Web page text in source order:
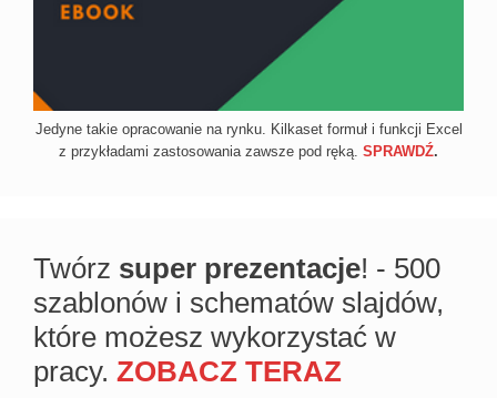
Jedyne takie opracowanie na rynku. Kilkaset formuł i funkcji Excel
z przykładami zastosowania zawsze pod ręką. SPRAWDŹ.
Twórz super prezentacje! - 500
szablonów i schematów slajdów,
które możesz wykorzystać w
pracy. ZOBACZ TERAZ